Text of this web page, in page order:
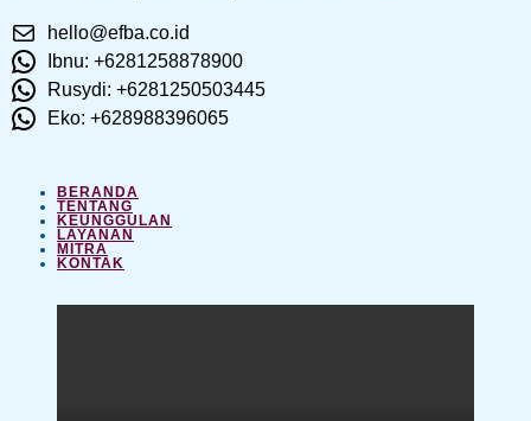
hello@efba.co.id
Ibnu: +6281258878900
Rusydi: +6281250503445
Eko: +628988396065
BERANDA
TENTANG
KEUNGGULAN
LAYANAN
MITRA
KONTAK